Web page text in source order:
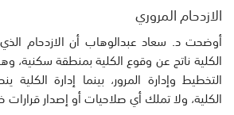
الازدحام المروري
أوضحت د. سعاد عبدالوهاب أن الازدحام
الكلية ناتج عن وقوع الكلية بمنطقة سكنية،
التخطيط وإدارة المرور، بينما إدارة الكلية
الكلية، ولا تملك أي صلاحيات أو إصدار قرارات